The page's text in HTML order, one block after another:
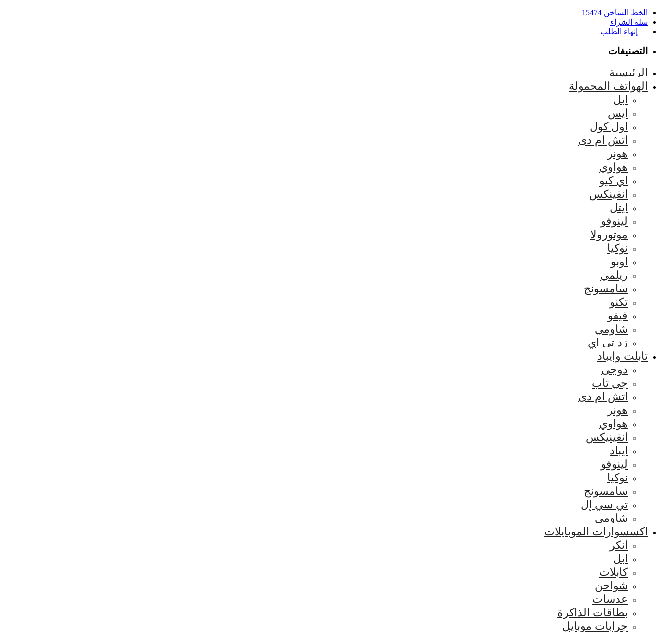
الخط الساخن 15474
سلة الشراء
إنهاء الطلب
التصنيفات
الرئيسية
الهواتف المحمولة
ابل
ايس
اول كول
اتش ام دى
هونر
هواوي
اي كيو
انفينكس
ايتل
لينوفو
موتورولا
نوكيا
اوبو
ريلمي
سامسونج
تكنو
فيفو
شاومي
زد تي إي
تابلت وايباد
دوجى
جي تاب
اتش ام دى
هونر
هواوي
انفينيكس
ايباد
لينوفو
نوكيا
سامسونج
تي سي إل
شاومي
اكسسوارات الموبايلات
انكر
ابل
كابلات
شواحن
عدسات
بطاقات الذاكرة
جرابات موبايل